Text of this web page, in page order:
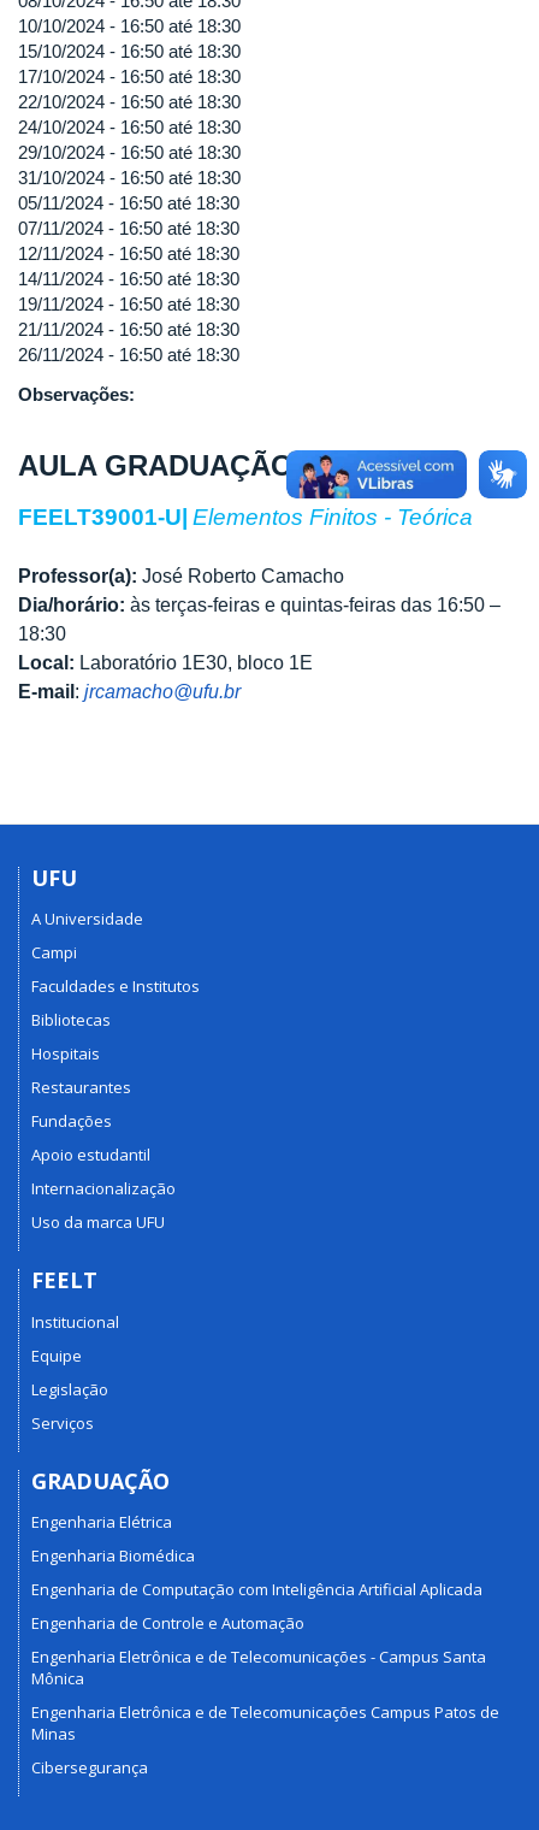
10/10/2024 - 16:50 até 18:30
15/10/2024 - 16:50 até 18:30
17/10/2024 - 16:50 até 18:30
22/10/2024 - 16:50 até 18:30
24/10/2024 - 16:50 até 18:30
29/10/2024 - 16:50 até 18:30
31/10/2024 - 16:50 até 18:30
05/11/2024 - 16:50 até 18:30
07/11/2024 - 16:50 até 18:30
12/11/2024 - 16:50 até 18:30
14/11/2024 - 16:50 até 18:30
19/11/2024 - 16:50 até 18:30
21/11/2024 - 16:50 até 18:30
26/11/2024 - 16:50 até 18:30
Observações:
AULA GRADUAÇÃO |2024/1
FEELT39001-U| Elementos Finitos - Teórica
Professor(a): José Roberto Camacho
Dia/horário: às terças-feiras e quintas-feiras das 16:50 –
18:30
Local: Laboratório 1E30, bloco 1E
E-mail : jrcamacho@ufu.br
UFU
A Universidade
Campi
Faculdades e Institutos
Bibliotecas
Hospitais
Restaurantes
Fundações
Apoio estudantil
Internacionalização
Uso da marca UFU
FEELT
Institucional
Equipe
Legislação
Serviços
GRADUAÇÃO
Engenharia Elétrica
Engenharia Biomédica
Engenharia de Computação com Inteligência Artificial Aplicada
Engenharia de Controle e Automação
Engenharia Eletrônica e de Telecomunicações - Campus Santa
Mônica
Engenharia Eletrônica e de Telecomunicações Campus Patos de
Minas
Cibersegurança